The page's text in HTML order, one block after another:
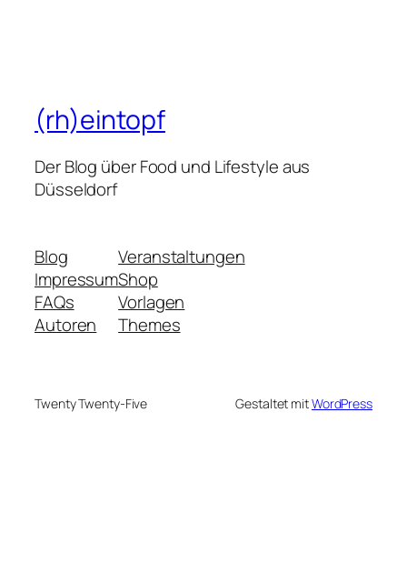
(rh)eintopf
Der Blog über Food und Lifestyle aus
Düsseldorf
Blog
Impressum
FAQs
Autoren
Veranstaltungen
Shop
Vorlagen
Themes
Twenty Twenty-Five Gestaltet mitWordPress